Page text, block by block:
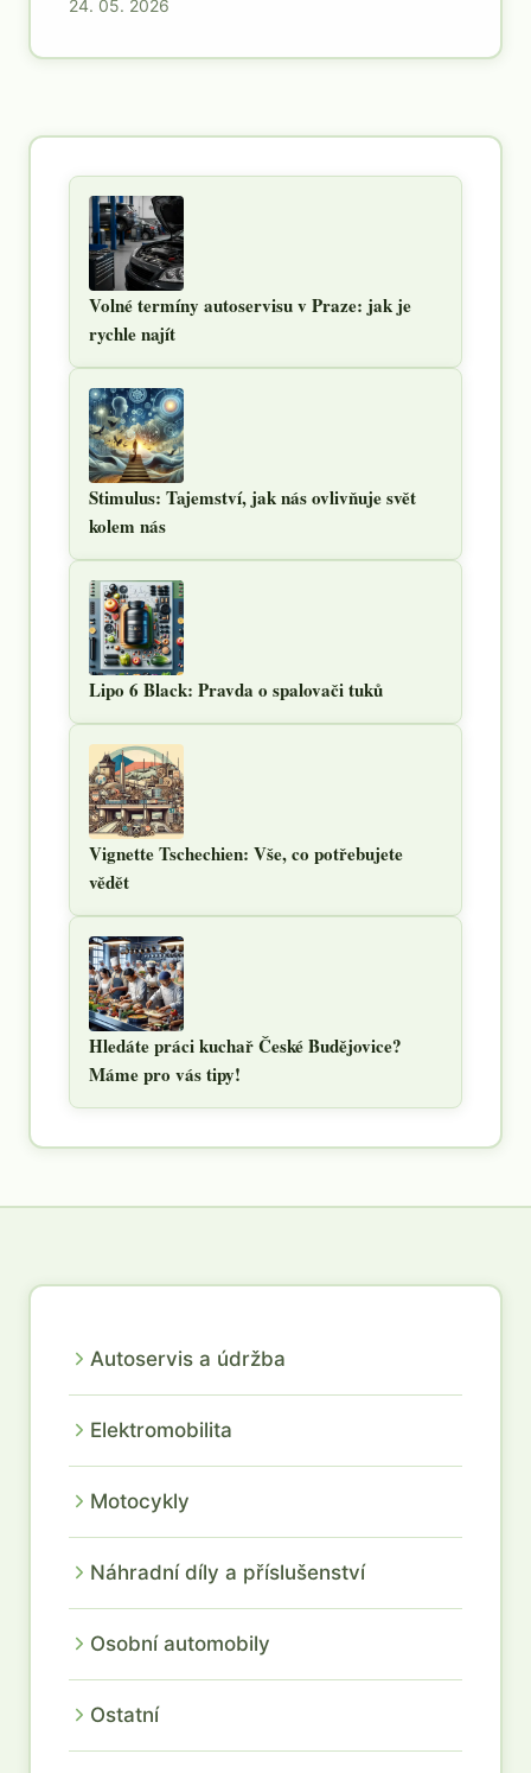
24. 05. 2026
Volné termíny autoservisu v Praze: jak je
rychle najít
Stimulus: Tajemství, jak nás ovlivňuje svět
kolem nás
Lipo 6 Black: Pravda o spalovači tuků
Vignette Tschechien: Vše, co potřebujete
vědět
Hledáte práci kuchař České Budějovice?
Máme pro vás tipy!
Autoservis a údržba
Elektromobilita
Motocykly
Náhradní díly a příslušenství
Osobní automobily
Ostatní